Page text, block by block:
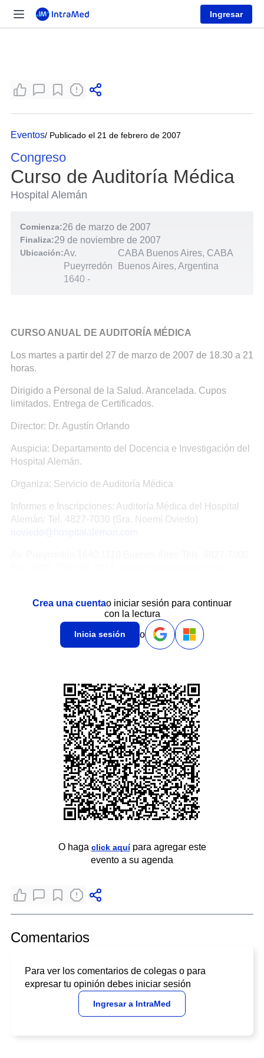
Ingresar
Eventos/ Publicado el 21 de febrero de 2007
Congreso
Curso de Auditoría Médica
Hospital Alemán
Comienza:26 de marzo de 2007
Finaliza:29 de noviembre de 2007
Ubicación:Av.
Pueyrredón
1640 -
CABA Buenos Aires, CABA
Buenos Aires, Argentina
CURSO ANUAL DE AUDITORÍA MÉDICA
Los martes a partir del 27 de marzo de 2007 de 18.30 a 21
horas.
Dirigido a Personal de la Salud. Arancelada. Cupos
limitados. Entrega de Certificados.
Director: Dr. Agustín Orlando
Auspicia: Departamento del Docencia e Investigación del
Hospital Alemán.
Organiza: Servicio de Auditoría Médica
Informes e Inscripciones: Auditoría Médica del Hospital
Alemán: Tel. 4827-7030 (Sra. Noemí Oviedo)
Crea una cuentao iniciar sesión para continuar
con la lectura
Inicia sesión o
O haga click aquípara agregar este
evento a su agenda
Comentarios
Para ver los comentarios de colegas o para
expresar tu opinión debes iniciar sesión
Ingresar a IntraMed